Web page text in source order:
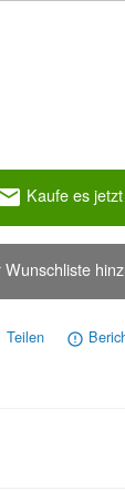
Kaufe es jetzt
Wunschliste
Teilen error_outline